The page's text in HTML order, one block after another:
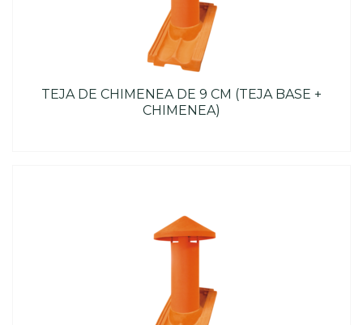
TEJA DE CHIMENEA DE 9 CM (TEJA BASE +
CHIMENEA)